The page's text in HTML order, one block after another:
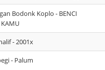
Bodonk Koplo - BENCI
- 2001x
- Palum